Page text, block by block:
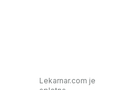
Lekarnar.com je